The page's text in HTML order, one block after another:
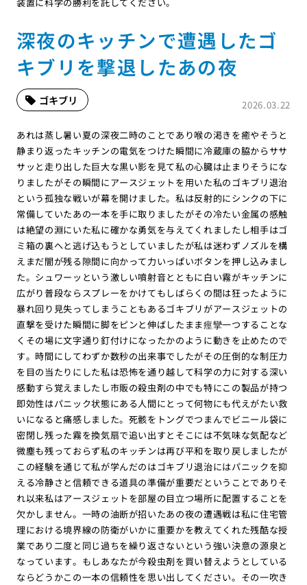
深夜のキッチンで遭遇したゴ
キブリを撃退したあの夜
2026.03.22
ゴキブリ
あれは蒸し暑い夏の深夜二時のことであり喉の渇きを癒やそうと
静まり返ったキッチンの電気をつけた瞬間に冷蔵庫の脇からササ
サッと走り出した巨大な黒い影を見て私の心臓は止まりそうにな
りましたがその瞬間にアースジェットを用いた私のゴキブリ退治
という孤独な戦いが幕を開けました。私は反射的にシンクの下に
常備していたあの一本を手に取りましたがその冷たい金属の感触
は絶望の淵にいた私に確かな勇気を与えてくれましたし相手はゴ
ミ箱の裏へと逃げ込もうとしていましたが私は迷わずノズルを構
えまだ闇が残る隙間に向かって力いっぱいボタンを押し込みまし
た。シュワーッという激しい噴射音とともに白い霧がキッチンに
広がり普段ならスプレーをかけてもしばらくの間は狂ったように
暴れ回り見失ってしまうこともあるゴキブリがアースジェットの
直撃を受けた瞬間に脚をピンと伸ばしたまま痙攣一つすることな
くその場に文字通り釘付けになったかのように動きを止めたので
す。時間にしてわずか数秒の出来事でしたがその圧倒的な制圧力
を目の当たりにした私は恐怖を通り越して科学の力に対する深い
感動すら覚えましたし市販の殺虫剤の中でも特にこの製品が持つ
即効性はパニック状態にある人間にとって何物にも代えがたい救
いになると痛感しました。死骸をトングでつまんでビニール袋に
密閉し残った霧を換気扇で追い出すとそこには不気味な気配など
微塵も残っておらず私のキッチンは再び平和を取り戻しましたが
この経験を通じて私が学んだのはゴキブリ退治にはパニックを抑
える冷静さと信頼できる道具の準備が重要だということでありそ
れ以来私はアースジェットを部屋の目立つ場所に配置することを
欠かしません。一時の油断が招いたあの夜の遭遇戦は私に住宅管
理における境界線の防衛がいかに重要かを教えてくれた残酷な授
業であり二度と同じ過ちを繰り返さないという強い決意の源泉と
なっています。もしあなたが今殺虫剤を買い替えようとしている
ならどうかこの一本の信頼性を思い出してください。その一吹き